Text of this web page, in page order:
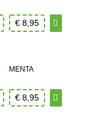
€ 8,95
MENTA
€ 8,95